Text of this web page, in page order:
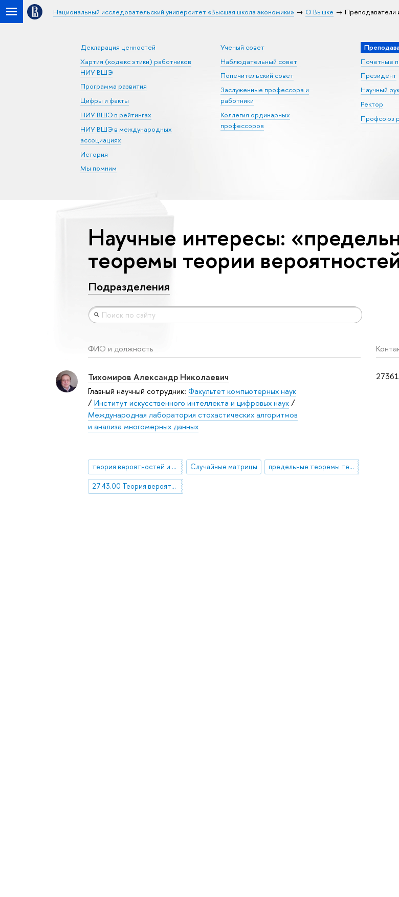
Национальный исследовательский университет «Высшая школа экономики» О Вышке Преподаватели
Декларация ценностей
Хартия (кодекс этики) работников
НИУ ВШЭ
Программа развития
Цифры и факты
НИУ ВШЭ в рейтингах
НИУ ВШЭ в международных
ассоциациях
История
Мы помним
Ученый совет
Наблюдательный совет
Попечительский совет
Заслуженные профессора и
работники
Коллегия ординарных
профессоров
Почетные
Президент
Научный
Ректор
Профсоюз
Научные интересы:
теоремы теории
Подразделения
ФИО и должность
27361
Тихомиров Александр Николаевич
Главный научный сотрудник: Факультет компьютерных наук
/Институт искусственного интеллекта и цифровых наук/
Международная лаборатория стохастических алгоритмов
и анализа многомерных данных
теория вероятностей и математическая статистика Случайные матрицы предельные теоремы теории вероятностей
27.43.00 Теория вероятностей и математическая статистика